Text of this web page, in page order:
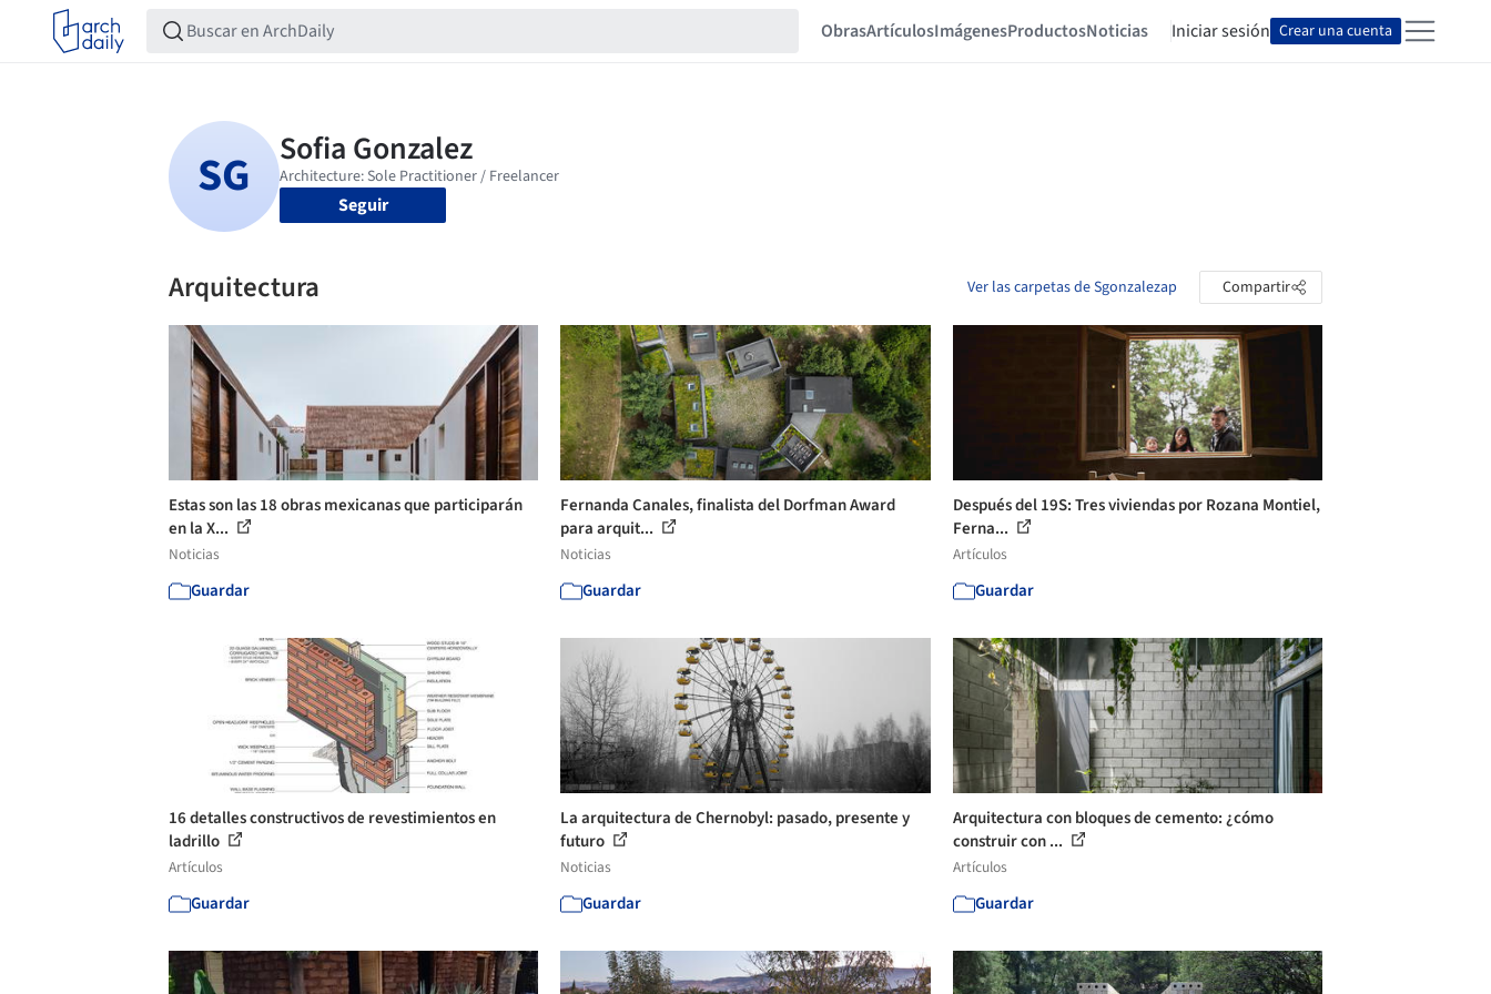
ObrasArtículosImágenesProductosNoticias Iniciar sesión Crear una cuenta
Seguir
Arquitectura Ver las carpetas de Sgonzalezap Compartir
Estas son las 18 obras mexicanas que participarán
en la X...
Noticias
Guardar
Fernanda Canales, finalista del Dorfman Award
para arquit...
Noticias
Guardar
Después del 19S: Tres viviendas por Rozana Montiel,
Ferna...
Artículos
Guardar
16 detalles constructivos de revestimientos en
ladrillo
Artículos
Guardar
La arquitectura de Chernobyl: pasado, presente y
futuro
Noticias
Guardar
Arquitectura con bloques de cemento: ¿cómo
construir con ...
Artículos
Guardar